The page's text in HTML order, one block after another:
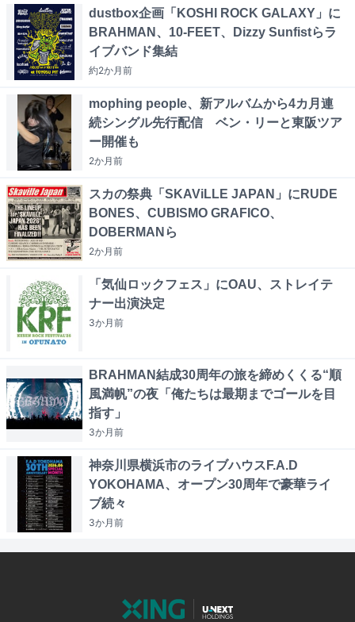
dustbox企画「KOSHI ROCK GALAXY」に
BRAHMAN、10-FEET、Dizzy Sunfistらラ
イブバンド集結
約2か月前
mophing people、新アルバムから4カ月連
続シングル先行配信 ベン・リーと東阪ツア
ー開催も
2か月前
スカの祭典「SKAViLLE JAPAN」にRUDE
BONES、CUBISMO GRAFICO、
DOBERMANら
2か月前
「気仙ロックフェス」にOAU、ストレイテ
ナー出演決定
3か月前
BRAHMAN結成30周年の旅を締めくくる“順
風満帆”の夜「俺たちは最期までゴールを目
指す」
3か月前
神奈川県横浜市のライブハウスF.A.D
YOKOHAMA、オープン30周年で豪華ライ
ブ続々
3か月前